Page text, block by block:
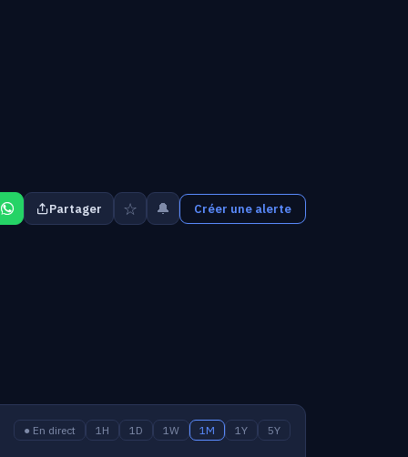
Partager ☆ 🔔 Créer une alerte
● En direct 1H 1D 1W 1M 1Y 5Y